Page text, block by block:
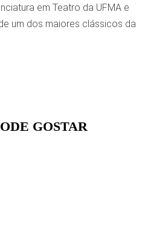
em Teatro da UFMA e
um dos maiores clássicos da
GOSTAR